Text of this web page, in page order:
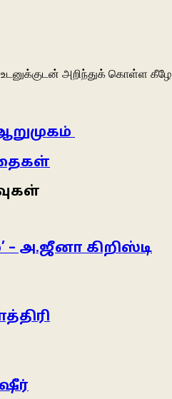
அறிந்துக் கொள்ள
– அ.ஜீனா கிறிஸ்டி